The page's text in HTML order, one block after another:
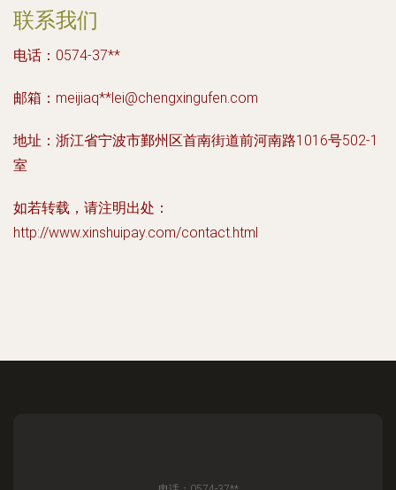
联系我们
电话：0574-37**
邮箱：meijiaq**lei@chengxingufen.com
地址：浙江省宁波市鄞州区首南街道前河南路1016号502-1
室
如若转载，请注明出处：
http://www.xinshuipay.com/contact.html